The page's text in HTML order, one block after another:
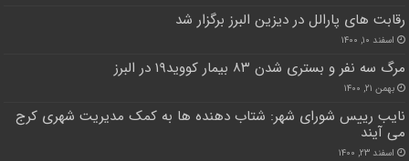
رقابت های پارالل در دیزین البرز برگزار شد
اسفند ۱۰, ۱۴۰۰
مرگ سه نفر و بستری شدن ۸۳ بیمار کووید۱۹ در البرز
بهمن ۲۱, ۱۴۰۰
نایب رییس شورای شهر: شتاب دهنده ها به کمک مدیریت شهری کرج
می آیند
اسفند ۲۳, ۱۴۰۰